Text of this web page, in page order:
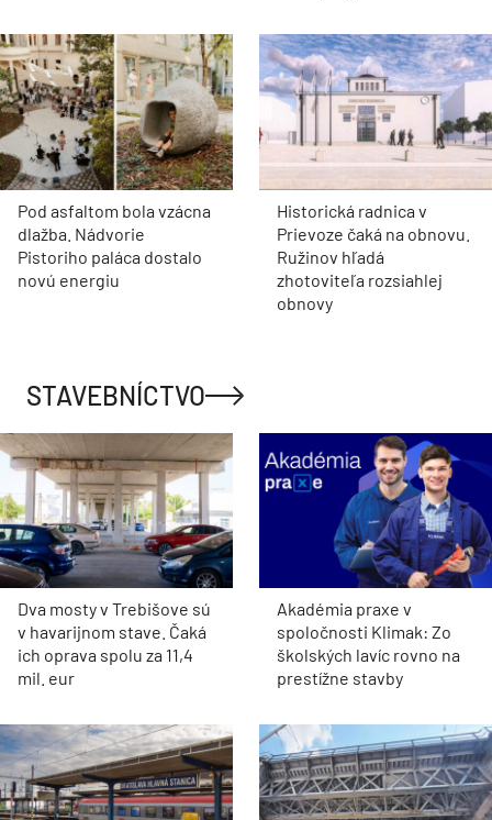
Pod asfaltom bola vzácna
dlažba. Nádvorie
Pistoriho paláca dostalo
novú energiu
Historická radnica v
Prievoze čaká na obnovu.
Ružinov hľadá
zhotoviteľa rozsiahlej
obnovy
STAVEBNÍCTVO
Dva mosty v Trebišove sú
v havarijnom stave. Čaká
ich oprava spolu za 11,4
mil. eur
Akadémia praxe v
spoločnosti Klimak: Zo
školských lavíc rovno na
prestížne stavby